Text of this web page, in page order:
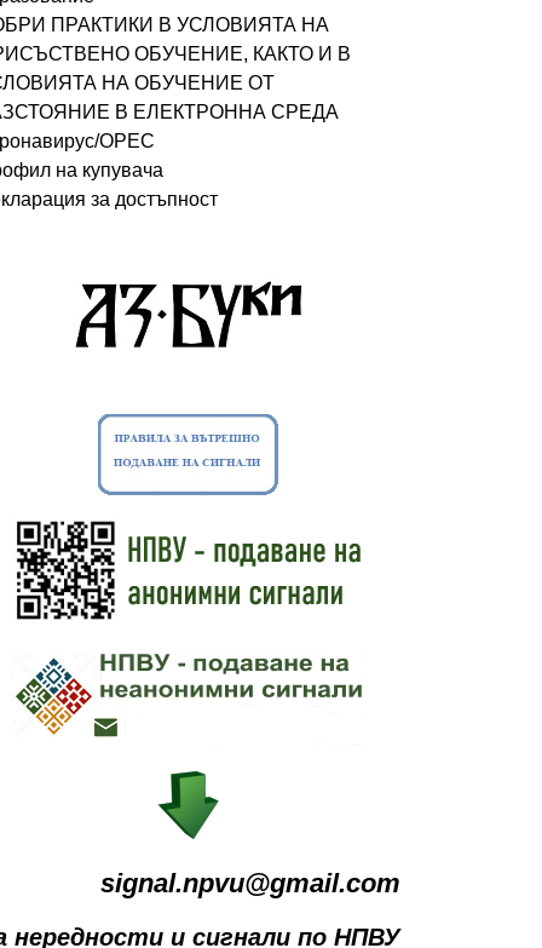
ПРАКТИКИ В УСЛОВИЯТА НА
ОБУЧЕНИЕ, КАКТО И В
НА ОБУЧЕНИЕ ОТ
В ЕЛЕКТРОННА СРЕДА
ОРЕС
на купувача
за достъпност
signal.npvu@gmail.com
нередности и сигнали по НПВУ